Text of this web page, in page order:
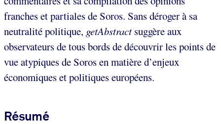
franches et partiales de Soros. Sans déroger à sa
neutralité politique, getAbstract suggère aux
observateurs de tous bords de découvrir les points de
vue atypiques de Soros en matière d’enjeux
économiques et politiques européens.
Résumé